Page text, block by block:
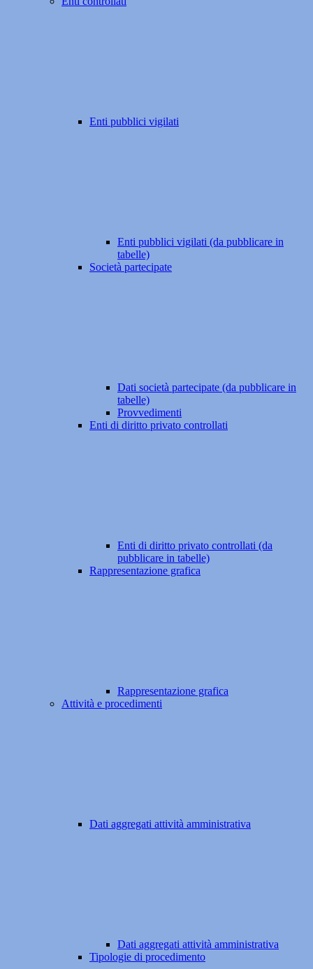
Enti pubblici vigilati
Enti pubblici vigilati (da pubblicare in
tabelle)
Società partecipate
Dati società partecipate (da pubblicare in
tabelle)
Provvedimenti
Enti di diritto privato controllati
Enti di diritto privato controllati (da
pubblicare in tabelle)
Rappresentazione grafica
Rappresentazione grafica
Attività e procedimenti
Dati aggregati attività amministrativa
Dati aggregati attività amministrativa
Tipologie di procedimento